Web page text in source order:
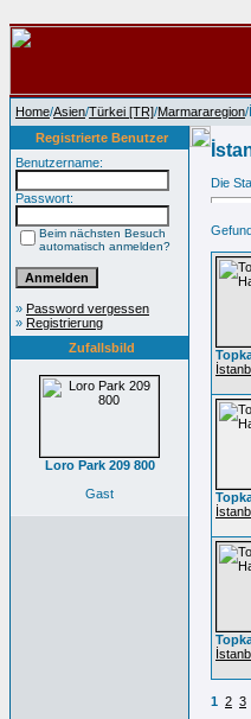
Home/Asien/Türkei [TR]/Marmararegion/
Registrierte Benutzer
Benutzername:
Passwort:
Beim nächsten Besuch
automatisch anmelden?
» Password vergessen
» Registrierung
Zufallsbild
Loro Park 209 800
Gast
Die
1 2 3